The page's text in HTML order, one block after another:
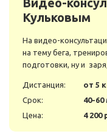
Видео-
Кульковым
На видео-
на тему бега,
подготовки, ну и
Дистанция:
от 5
Срок:
40-60
Цена:
4 200